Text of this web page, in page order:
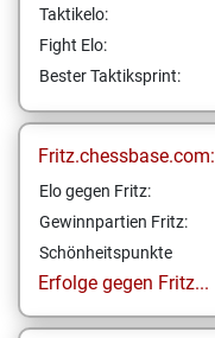
Taktikelo:
Fight Elo:
Bester Taktiksprint:
Fritz.chessbase.com:
Elo gegen Fritz:
Gewinnpartien Fritz:
Schönheitspunkte
Erfolge gegen Fritz...